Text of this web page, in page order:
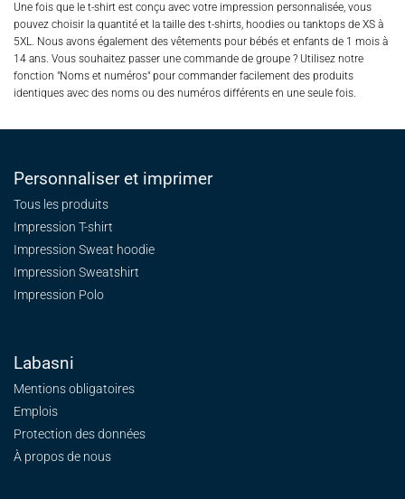
Une fois que le t-shirt est conçu avec votre impression personnalisée, vous
pouvez choisir la quantité et la taille des t-shirts, hoodies ou tanktops de XS à
5XL. Nous avons également des vêtements pour bébés et enfants de 1 mois à
14 ans. Vous souhaitez passer une commande de groupe ? Utilisez notre
fonction "Noms et numéros" pour commander facilement des produits
identiques avec des noms ou des numéros différents en une seule fois.
Personnaliser et imprimer
Tous les produits
Impression T-shirt
Impression Sweat hoodie
Impression Sweatshirt
Impression Polo
Labasni
Mentions obligatoires
Emplois
Protection des données
À propos de nous